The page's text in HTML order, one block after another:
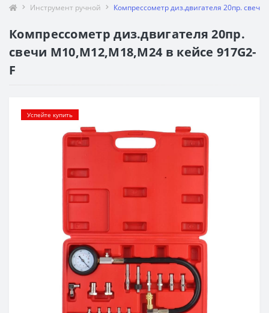
Инструмент ручной Компрессометр диз.двигателя 20пр.
Компрессометр диз.двигателя 20пр.
свечи М10,М12,М18,М24 в кейсе 917G2-
F
Успейте купить